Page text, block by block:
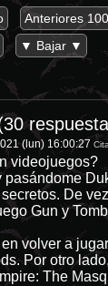
Anteriores 100
▼ Bajar ▼
(lun) 16:00:27
videojuegos?
De
Gun y
volver a
Por otro
The